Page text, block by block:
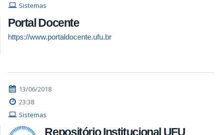
Sistemas
Portal Docente
https://www.portaldocente.ufu.br
13/06/2018
23:38
Sistemas
Repositório Institucional UFU